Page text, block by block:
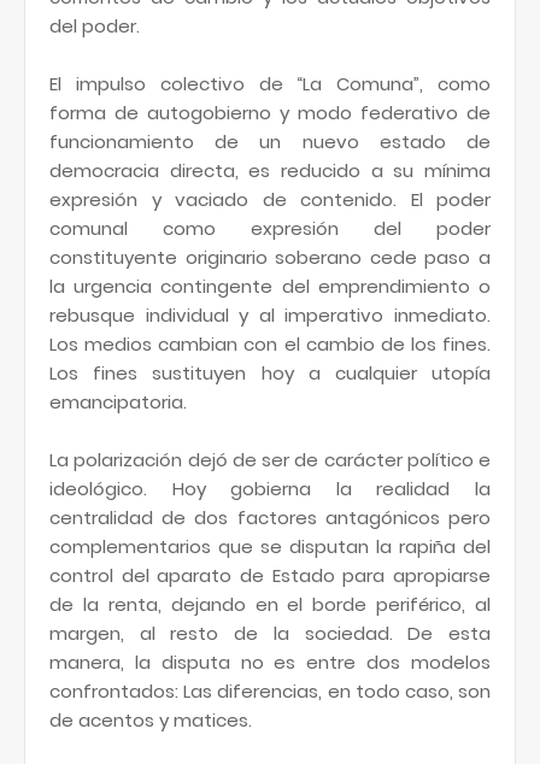
del poder.
El impulso colectivo de “La Comuna”, como
forma de autogobierno y modo federativo de
funcionamiento de un nuevo estado de
democracia directa, es reducido a su mínima
expresión y vaciado de contenido. El poder
comunal como expresión del poder
constituyente originario soberano cede paso a
la urgencia contingente del emprendimiento o
rebusque individual y al imperativo inmediato.
Los medios cambian con el cambio de los fines.
Los fines sustituyen hoy a cualquier utopía
emancipatoria.
La polarización dejó de ser de carácter político e
ideológico. Hoy gobierna la realidad la
centralidad de dos factores antagónicos pero
complementarios que se disputan la rapiña del
control del aparato de Estado para apropiarse
de la renta, dejando en el borde periférico, al
margen, al resto de la sociedad. De esta
manera, la disputa no es entre dos modelos
confrontados: Las diferencias, en todo caso, son
de acentos y matices.